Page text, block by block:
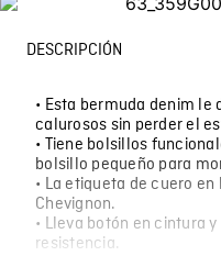
DESCRIPCIÓN
• Esta bermuda denim
calurosos sin perder el
• Tiene bolsillos
bolsillo pequeño para
• La etiqueta de cuero
Chevignon.
• Lleva botón en cintura
resistencia.